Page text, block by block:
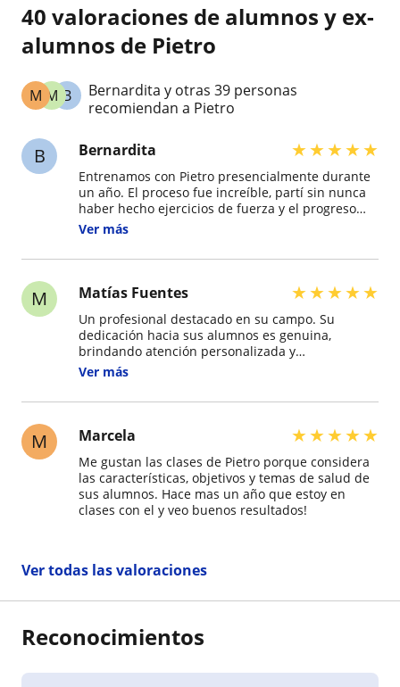
40 valoraciones de alumnos y ex-
alumnos de Pietro
B
M
M
Bernardita y otras 39 personas
recomiendan a Pietro
B Bernardita ★★★★★
Entrenamos con Pietro presencialmente durante
un año. El proceso fue increíble, partí sin nunca
haber hecho ejercicios de fuerza y el progreso
fue increíble, pero nunca con sobre exigencia,
solo físicamente sino que enseñándonos a
qué hay que tener al entrenar. Hoy día tuvimos
que terminar el entrenamiento porque nos
vamos del país, pero seguiremos asesorándonos
online con Pietro y nos sentimos lo
suficientemente preparados para poder llevar
nuestro propio entrenamiento por todo lo que
alumna nueva en este tipo de entrenamientos,
capacidades si buscas un entrenador para
recomendado.
Ver más
M Matías Fuentes ★★★★★
Un profesional destacado en su campo. Su
dedicación hacia sus alumnos es genuina,
brindando atención personalizada y
proporcionando retroalimentación detallada tras
constante. Si buscas a alguien comprometido en
es, sin duda, la elección ideal.
Ver más
M Marcela ★★★★★
Me gustan las clases de Pietro porque considera
las características, objetivos y temas de salud de
sus alumnos. Hace mas un año que estoy en
clases con el y veo buenos resultados!
Ver todas las valoraciones
Reconocimientos